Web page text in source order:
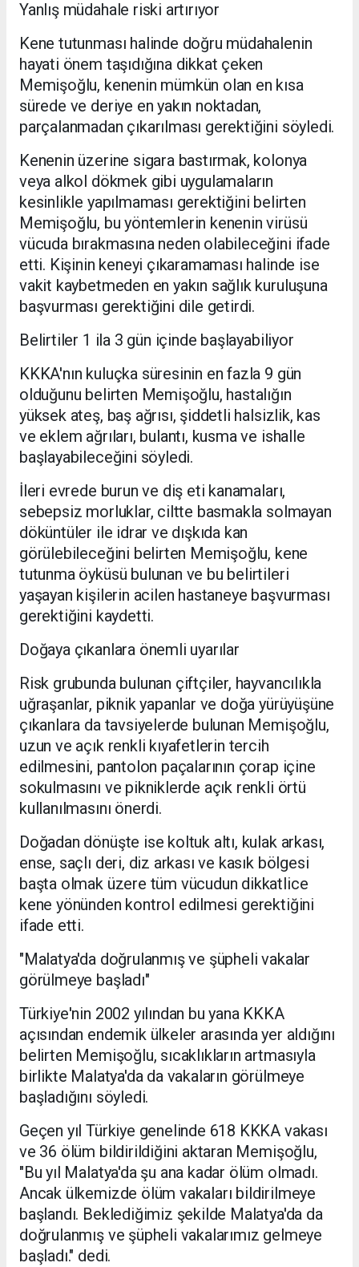
Yanlış müdahale riski artırıyor
Kene tutunması halinde doğru müdahalenin
hayati önem taşıdığına dikkat çeken
Memişoğlu, kenenin mümkün olan en kısa
sürede ve deriye en yakın noktadan,
parçalanmadan çıkarılması gerektiğini söyledi.
Kenenin üzerine sigara bastırmak, kolonya
veya alkol dökmek gibi uygulamaların
kesinlikle yapılmaması gerektiğini belirten
Memişoğlu, bu yöntemlerin kenenin virüsü
vücuda bırakmasına neden olabileceğini ifade
etti. Kişinin keneyi çıkaramaması halinde ise
vakit kaybetmeden en yakın sağlık kuruluşuna
başvurması gerektiğini dile getirdi.
Belirtiler 1 ila 3 gün içinde başlayabiliyor
KKKA'nın kuluçka süresinin en fazla 9 gün
olduğunu belirten Memişoğlu, hastalığın
yüksek ateş, baş ağrısı, şiddetli halsizlik, kas
ve eklem ağrıları, bulantı, kusma ve ishalle
başlayabileceğini söyledi.
İleri evrede burun ve diş eti kanamaları,
sebepsiz morluklar, ciltte basmakla solmayan
döküntüler ile idrar ve dışkıda kan
görülebileceğini belirten Memişoğlu, kene
tutunma öyküsü bulunan ve bu belirtileri
yaşayan kişilerin acilen hastaneye başvurması
gerektiğini kaydetti.
Doğaya çıkanlara önemli uyarılar
Risk grubunda bulunan çiftçiler, hayvancılıkla
uğraşanlar, piknik yapanlar ve doğa yürüyüşüne
çıkanlara da tavsiyelerde bulunan Memişoğlu,
uzun ve açık renkli kıyafetlerin tercih
edilmesini, pantolon paçalarının çorap içine
sokulmasını ve pikniklerde açık renkli örtü
kullanılmasını önerdi.
Doğadan dönüşte ise koltuk altı, kulak arkası,
ense, saçlı deri, diz arkası ve kasık bölgesi
başta olmak üzere tüm vücudun dikkatlice
kene yönünden kontrol edilmesi gerektiğini
ifade etti.
"Malatya'da doğrulanmış ve şüpheli vakalar
görülmeye başladı"
Türkiye'nin 2002 yılından bu yana KKKA
açısından endemik ülkeler arasında yer aldığını
belirten Memişoğlu, sıcaklıkların artmasıyla
birlikte Malatya'da da vakaların görülmeye
başladığını söyledi.
Geçen yıl Türkiye genelinde 618 KKKA vakası
ve 36 ölüm bildirildiğini aktaran Memişoğlu,
"Bu yıl Malatya'da şu ana kadar ölüm olmadı.
Ancak ülkemizde ölüm vakaları bildirilmeye
başlandı. Beklediğimiz şekilde Malatya'da da
doğrulanmış ve şüpheli vakalarımız gelmeye
başladı." dedi.